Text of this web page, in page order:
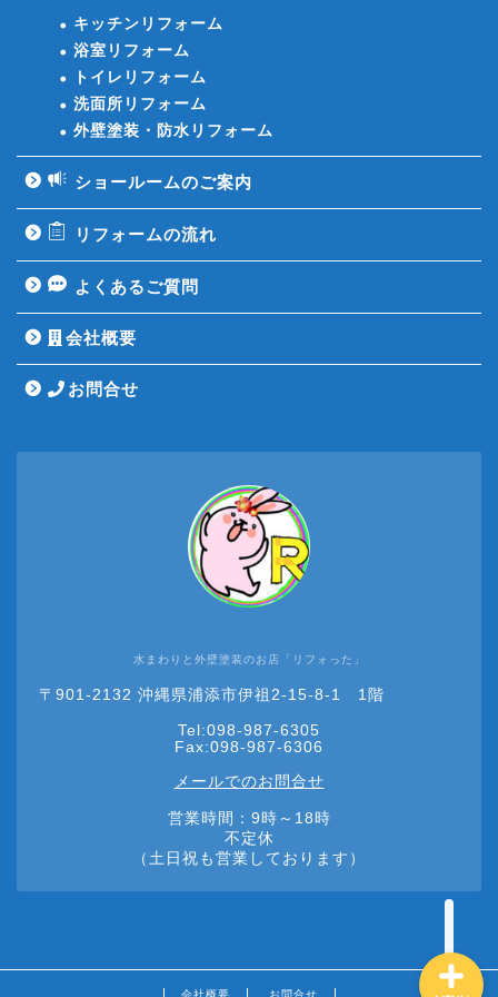
キッチンリフォーム
浴室リフォーム
トイレリフォーム
洗面所リフォーム
外壁塗装・防水リフォーム
ショールームのご案内
リフォームの流れ
よくあるご質問
会社概要
お問合せ
水まわりと外壁塗装のお店「リフォった」
〒901-2132 沖縄県浦添市伊祖2-15-8-1 1階
Tel:098-987-6305
Fax:098-987-6306
メールでのお問合せ
営業時間：9時～18時
不定休
（土日祝も営業しております）
会社概要 お問合せ
HOME
リフォーム
ショールーム
お問合せ